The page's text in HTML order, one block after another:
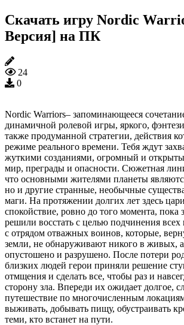
Скачать игру Nordic
Версия] на ПК
24
0
Nordic Warriors– запоминающееся
динамичной ролевой игры, яркого,
также продуманной стратегии, действия
режиме реального времени. Тебя ждут
жуткими созданиями, огромный и
мир, преграды и опасности. Сюжетная
что основными жителями планеты
но и другие странные, необычные
маги. На протяжении долгих лет здесь
спокойствие, ровно до того момента, пока
решили восстать с целью подчинения всех
с отрядом отважных воинов, которые,
земли, не обнаруживают никого в живых, а
опустошено и разрушено. После потери
близких людей герои приняли решение
отмщения и сделать все, чтобы раз и
сторону зла. Впереди их ожидает долгое,
путешествие по многочисленным
выживать, добывать пищу, обустраивать
теми, кто встанет на пути.